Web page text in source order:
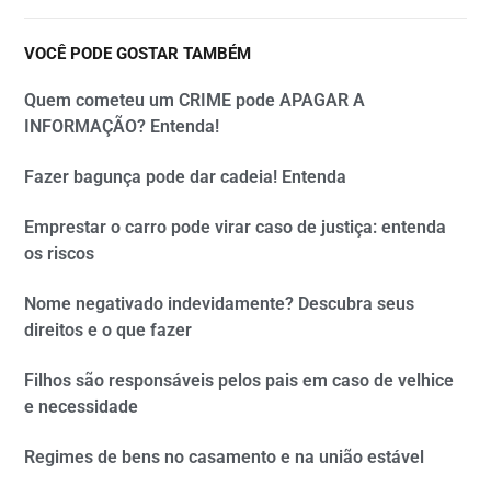
VOCÊ PODE GOSTAR TAMBÉM
Quem cometeu um CRIME pode APAGAR A
INFORMAÇÃO? Entenda!
Fazer bagunça pode dar cadeia! Entenda
Emprestar o carro pode virar caso de justiça: entenda
os riscos
Nome negativado indevidamente? Descubra seus
direitos e o que fazer
Filhos são responsáveis pelos pais em caso de velhice
e necessidade
Regimes de bens no casamento e na união estável